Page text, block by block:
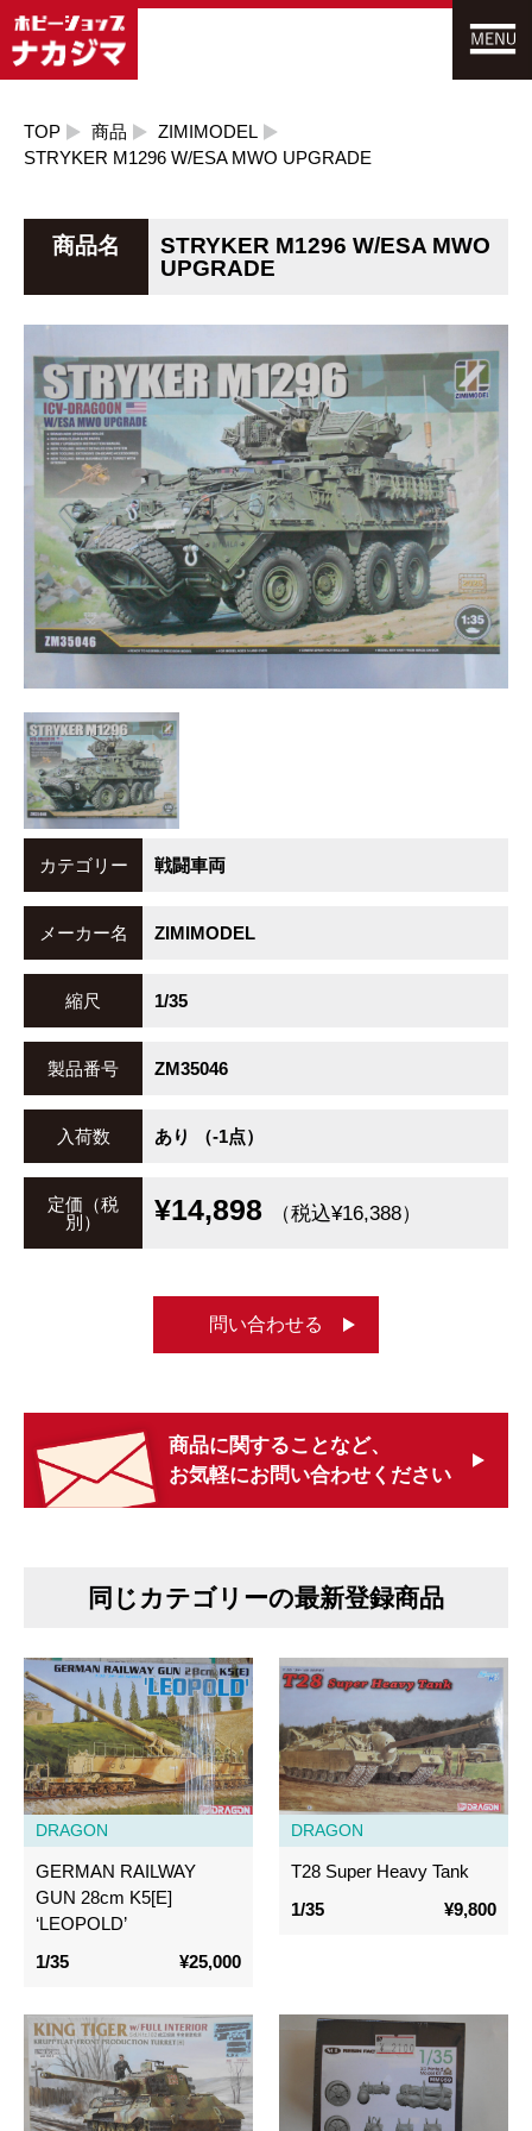
TOP 商品
ZIMIMODEL
STRYKER M1296 W/ESA MWO UPGRADE
商品名
STRYKER M1296 W/ESA MWO
UPGRADE
カテゴリー 戦闘車両
メーカー名 ZIMIMODEL
縮尺 1/35
製品番号 ZM35046
入荷数 あり （-1点）
定価（税
別）
¥14,898 （税込¥16,388）
問い合わせる
商品に関することなど、
お気軽にお問い合わせください
同じカテゴリーの最新登録商品
DRAGON
GERMAN RAILWAY
GUN 28cm K5[E]
‘LEOPOLD’
1/35
¥25,000
DRAGON
T28 Super Heavy Tank
1/35
¥9,800